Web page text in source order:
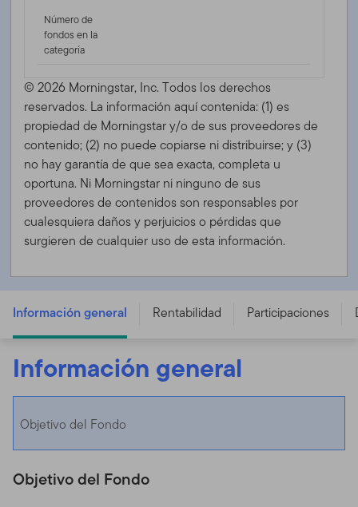
Número de
fondos en la
categoría
© 2026 Morningstar, Inc. Todos los derechos
reservados. La información aquí contenida: (1) es
propiedad de Morningstar y/o de sus proveedores de
contenido; (2) no puede copiarse ni distribuirse; y (3)
no hay garantía de que sea exacta, completa u
oportuna. Ni Morningstar ni ninguno de sus
proveedores de contenidos son responsables por
cualesquiera daños y perjuicios o pérdidas que
surgieren de cualquier uso de esta información.
Franklin Global Sukuk Fund - C (Mdis) USD
Información general Rentabilidad Participaciones
Información general
Objetivo del Fondo
Objetivo del Fondo